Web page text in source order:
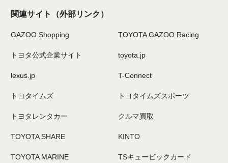
関連サイト （外部リンク）
GAZOO Shopping TOYOTA GAZOO Racing
トヨタ公式企業サイト toyota.jp
lexus.jp T-Connect
トヨタイムズ トヨタイムズスポーツ
トヨタレンタカー クルマ買取
TOYOTA SHARE KINTO
TOYOTA MARINE TSキュービックカード